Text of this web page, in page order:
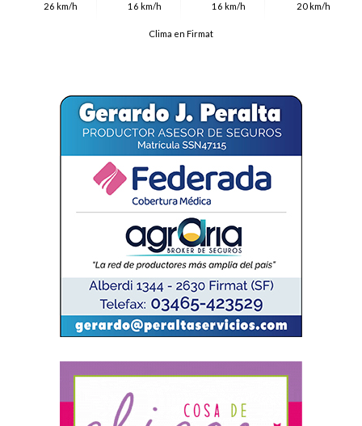
26 km/h
16 km/h
16 km/h
20 km/h
Clima en Firmat